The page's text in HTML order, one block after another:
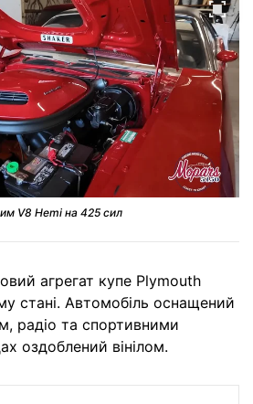
V8 Hemi на 425 сил
агрегат купе Plymouth
стані. Автомобіль оснащений
радіо та спортивними
оздоблений вінілом.